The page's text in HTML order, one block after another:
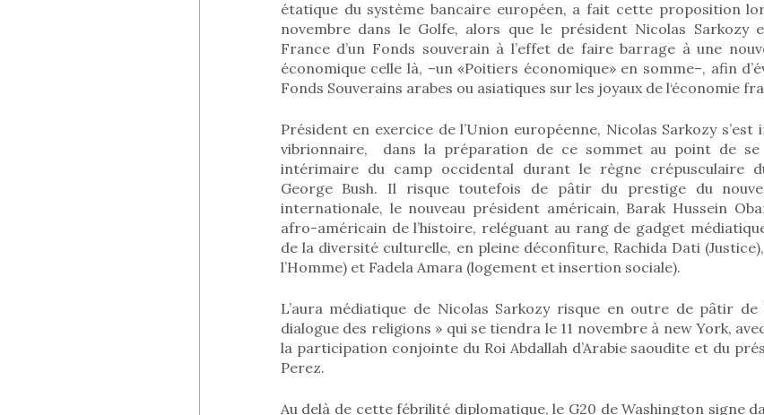
étatique du système bancaire européen, a fait cette proposition
novembre dans le Golfe, alors que le président Nicolas Sarkozy
France d’un Fonds souverain à l’effet de faire barrage à une
économique celle là, –un «Poitiers économique» en somme–, afin
Fonds Souverains arabes ou asiatiques sur les joyaux de l‘économie
Président en exercice de l’Union européenne, Nicolas Sarkozy s’est
vibrionnaire, dans la préparation de ce sommet au point de
intérimaire du camp occidental durant le règne crépusculaire
George Bush. Il risque toutefois de pâtir du prestige du
internationale, le nouveau président américain, Barak Hussein
afro-américain de l’histoire, reléguant au rang de gadget
de la diversité culturelle, en pleine déconfiture, Rachida Dati
l’Homme) et Fadela Amara (logement et insertion sociale).
L’aura médiatique de Nicolas Sarkozy risque en outre de pâtir
dialogue des religions » qui se tiendra le 11 novembre à new York,
la participation conjointe du Roi Abdallah d’Arabie saoudite et du
Perez.
Au delà de cette fébrilité diplomatique, le G20 de Washington signe